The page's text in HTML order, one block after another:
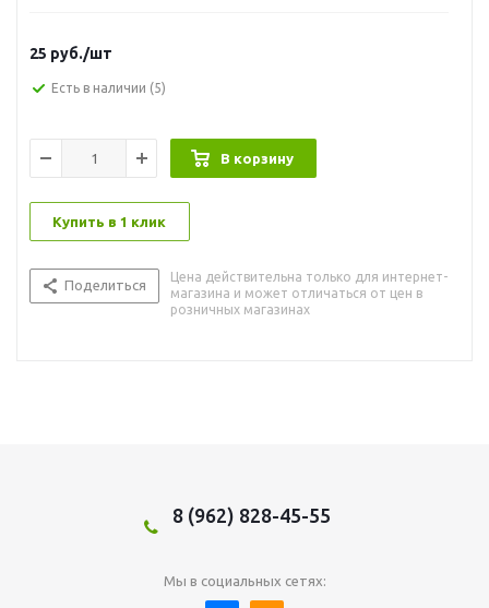
25 руб./шт
Есть в наличии (5)
В корзину
Купить в 1 клик
Поделиться
Цена действительна только для интернет-
магазина и может отличаться от цен в
розничных магазинах
8 (962) 828-45-55
Мы в социальных сетях: